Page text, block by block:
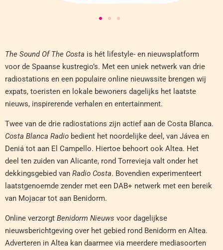
The Sound Of The Costa is hét lifestyle- en nieuwsplatform
voor de Spaanse kustregio’s. Met een uniek netwerk van drie
radiostations en een populaire online nieuwssite brengen wij
expats, toeristen en lokale bewoners dagelijks het laatste
nieuws, inspirerende verhalen en entertainment.
Twee van de drie radiostations zijn actief aan de Costa Blanca.
Costa Blanca Radio bedient het noordelijke deel, van Jávea en
Deniá tot aan El Campello. Hiertoe behoort ook Altea. Het
deel ten zuiden van Alicante, rond Torrevieja valt onder het
dekkingsgebied van Radio Costa. Bovendien experimenteert
laatstgenoemde zender met een DAB+ netwerk met een bereik
van Mojacar tot aan Benidorm.
Online verzorgt Benidorm Nieuws voor dagelijkse
nieuwsberichtgeving over het gebied rond Benidorm en Altea.
Adverteren in Altea kan daarmee via meerdere mediasoorten